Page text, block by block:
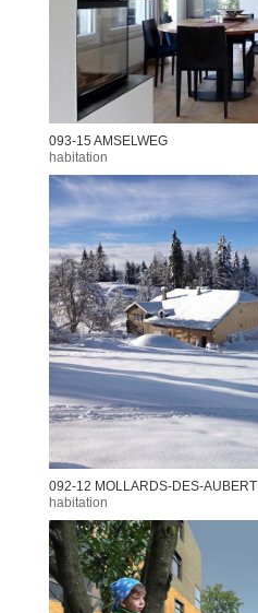
093-15 AMSELWEG
habitation
092-12 MOLLARDS-DES-AUBERT
habitation